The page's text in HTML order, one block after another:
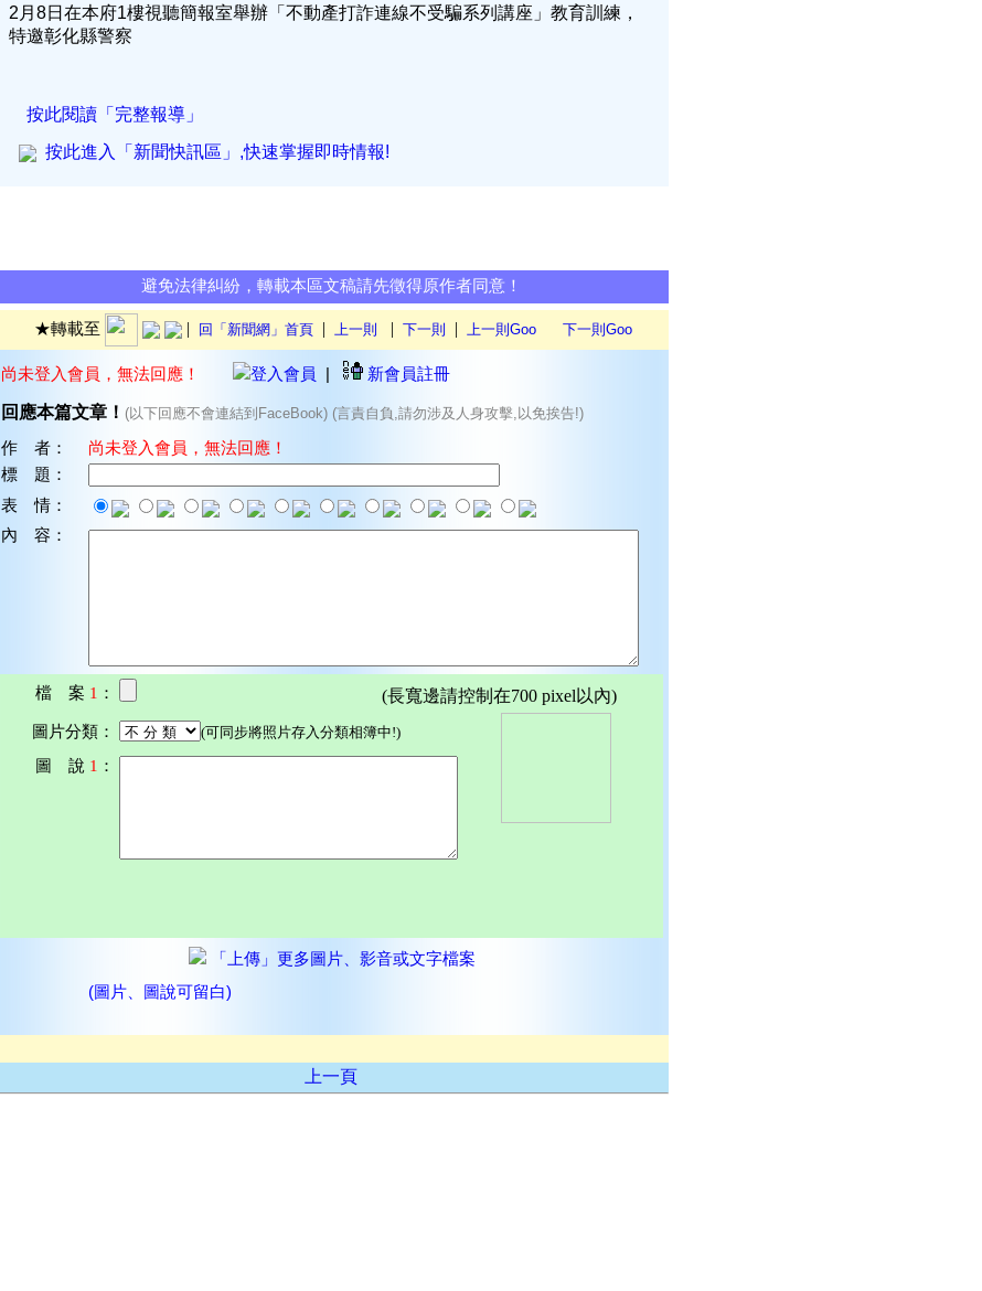
2月8日在本府1樓視聽簡報室舉辦「不動產打詐連線不受騙系列講座」教育訓練，
特邀彰化縣警察
按此閱讀「完整報導」
按此進入「新聞快訊區」,快速掌握即時情報!
避免法律糾紛，轉載本區文稿請先徵得原作者同意！
★轉載至 | 回「新聞網」首頁 | 上一則 | 下一則 | 上一則Goo 下一則Goo
尚未登入會員，無法回應！ 登入會員 | 新會員註冊
回應本篇文章！ (以下回應不會連結到FaceBook) (言責自負,請勿涉及人身攻擊,以免挨告!)
作 者：
尚未登入會員，無法回應！
標 題：
表 情：
內 容：
檔 案 1 ： (長寬邊請控制在700 pixel以內)
圖片分類： (可同步將照片存入分類相簿中!)
圖 說 1 ：
「上傳」更多圖片、影音或文字檔案
(圖片、圖說可留白)
上一頁